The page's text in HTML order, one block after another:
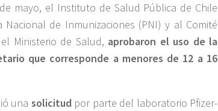
mayo, el Instituto de Salud Pública de Chile
de Inmunizaciones (PNI) y al Comité
Ministerio de Salud, aprobaron el uso de la
que corresponde a menores de 12 a 16
una solicitud por parte del laboratorio Pfizer-